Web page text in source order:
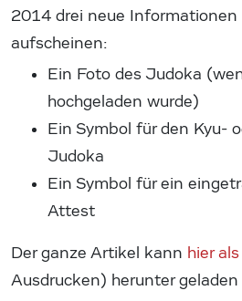
2014 drei neue Informationen
aufscheinen:
Ein Foto des Judoka
hochgeladen wurde)
Ein Symbol für den Kyu-
Judoka
Ein Symbol für ein
Attest
Der ganze Artikel kann hier
Ausdrucken) herunter